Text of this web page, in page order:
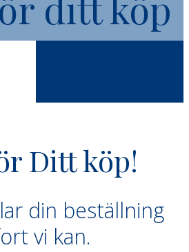
Ditt köp!
din beställning
vi kan.